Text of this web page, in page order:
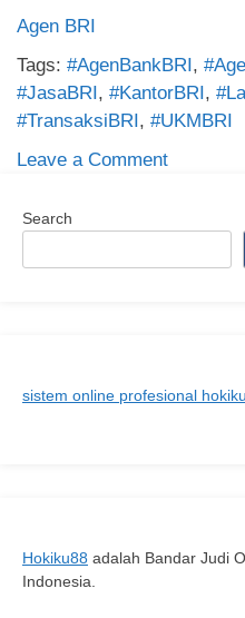
Agen BRI
Tags: #AgenBankBRI ,
#JasaBRI , #KantorBRI ,
#TransaksiBRI , #UKMBRI
Leave a Commenton
untuk
Search
sistem online profesional
Hokiku88 adalah Bandar Judi
Indonesia.